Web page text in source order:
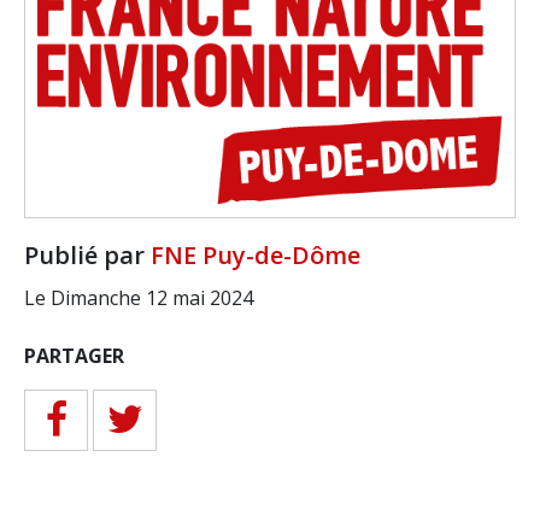
Publié par FNE Puy-de-Dôme
Le Dimanche 12 mai 2024
PARTAGER